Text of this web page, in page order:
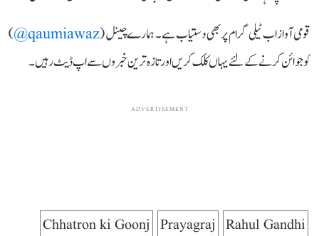
قومی آواز اب ٹیلی گرام پر بھی دستیاب ہے۔ ہمارے چینل (qaumiawaz@
)
کو جوائن کرنے کے لئے یہاں کلک کریں اور تازہ ترین خبروں سے اپ ڈیٹ رہیں۔
ADVERTISEMENT
Rahul Gandhi
Prayagraj
Chhatron ki Goonj